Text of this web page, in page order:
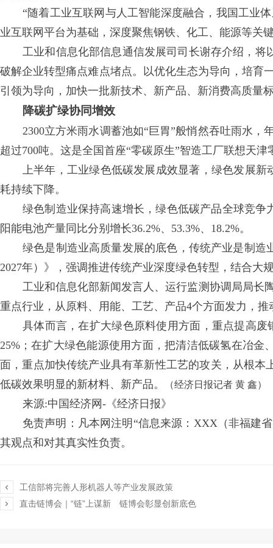
“随着工业互联网与人工智能深度融合，我国工业
业互联网平台为基础，深度聚焦钢铁、化工、能源等关
工业和信息化部信息通信发展司司长谢存介绍，
破解企业转型痛点难点堵点。以优化生态为导向，培育
引领为导向，加快一批新技术、新产品、新消费高质量
降碳扩绿协同增效
2300立方米雨水调蓄池如“巨胃”般悄然吞吐雨水
超过700吨。这是全国首座“零碳原生”智造工厂联想天
上半年，工业绿色低碳发展成效显著，绿色发展
耗持续下降。
绿色制造业保持高速增长，绿色低碳产品全球竞
阳能电池产量同比分别增长36.2%、53.3%、18.2%。
绿色是制造业高质量发展的底色，传统产业是制
2027年）》，强调推进传统产业深度绿色转型，结合
工业和信息化部新闻发言人、运行监测协调局局长
重点行业，从原料、用能、工艺、产品4个方面发力，推
具体而言，在扩大绿色原料使用方面，重点提高
25%；在扩大绿色能源使用方面，把清洁低碳氢在冶
面，重点加快传统产业具有革新性工艺的攻关，从根
低碳效果明显的新材料、新产品。
（经济日报记者 黄 鑫）
来源:中国经济网-《经济日报》
免责声明：凡本网注明“信息来源：XXX（非福建
其观点和对其真实性负责。

工信部将完善人形机器人等产业发展政策

直击链博会｜“链”上谋新 链博会彰显创新底色